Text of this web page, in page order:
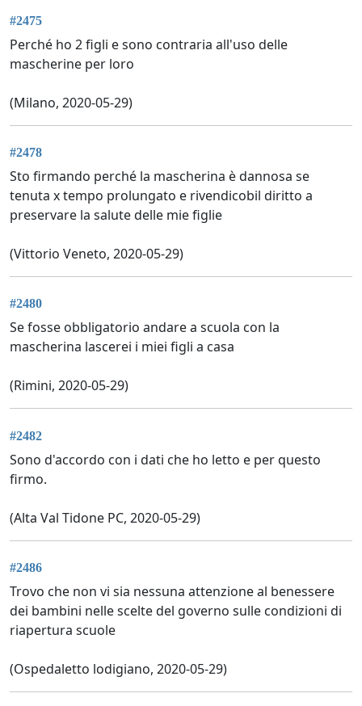
#2475
Perché ho 2 figli e sono contraria all'uso delle
mascherine per loro
(Milano, 2020-05-29)
#2478
Sto firmando perché la mascherina è dannosa se
tenuta x tempo prolungato e rivendicobil diritto a
preservare la salute delle mie figlie
(Vittorio Veneto, 2020-05-29)
#2480
Se fosse obbligatorio andare a scuola con la
mascherina lascerei i miei figli a casa
(Rimini, 2020-05-29)
#2482
Sono d'accordo con i dati che ho letto e per questo
firmo.
(Alta Val Tidone PC, 2020-05-29)
#2486
Trovo che non vi sia nessuna attenzione al benessere
dei bambini nelle scelte del governo sulle condizioni di
riapertura scuole
(Ospedaletto lodigiano, 2020-05-29)